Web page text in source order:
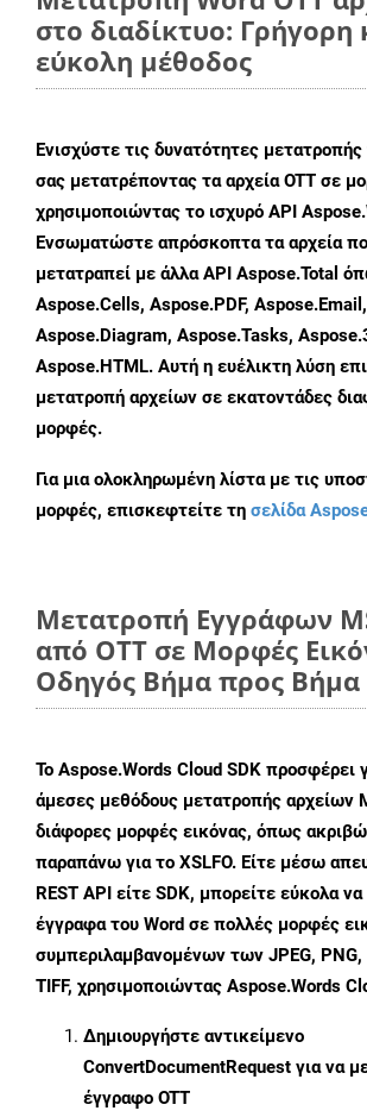
στο διαδίκτυο: Γρήγορη
εύκολη μέθοδος
Ενισχύστε τις δυνατότητες
σας μετατρέποντας τα αρχεία OTT σε
χρησιμοποιώντας το ισχυρό API
Ενσωματώστε απρόσκοπτα τα αρχεία
μετατραπεί με άλλα API Aspose.Total
Aspose.Cells, Aspose.PDF,
Aspose.Diagram, Aspose.Tasks,
Aspose.HTML. Αυτή η ευέλικτη λύση
μετατροπή αρχείων σε εκατοντάδες
μορφές.
Για μια ολοκληρωμένη λίστα με τις
μορφές, επισκεφτείτε τη σελίδα
Μετατροπή Εγγράφων
από OTT σε Μορφές
Οδηγός Βήμα προς Βήμα
Το Aspose.Words Cloud SDK προσφέρει
άμεσες μεθόδους μετατροπής αρχείων
διάφορες μορφές εικόνας, όπως
παραπάνω για το XSLFO. Είτε μέσω
REST API είτε SDK, μπορείτε εύκολα
έγγραφα του Word σε πολλές μορφές
συμπεριλαμβανομένων των JPEG, PNG,
TIFF, χρησιμοποιώντας Aspose.Words
Δημιουργήστε αντικείμενο
ConvertDocumentRequest για να
έγγραφο OTT